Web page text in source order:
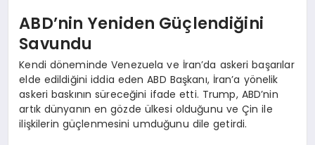
ABD’nin Yeniden Güçlendiğini
Savundu
Kendi döneminde Venezuela ve İran’da askeri başarılar
elde edildiğini iddia eden ABD Başkanı, İran’a yönelik
askeri baskının süreceğini ifade etti. Trump, ABD’nin
artık dünyanın en gözde ülkesi olduğunu ve Çin ile
ilişkilerin güçlenmesini umduğunu dile getirdi.